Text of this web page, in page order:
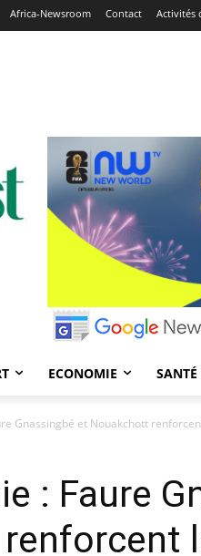
Africa-Newsroom Contact Activités
ECONOMIE SANTÉ
Gnassingbé et Nouakchott
: Faure